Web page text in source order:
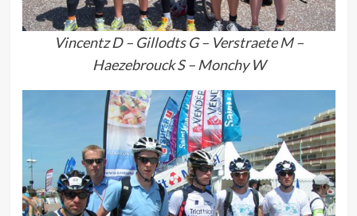
Vincentz D – Gillodts G – Verstraete M –
Haezebrouck S – Monchy W